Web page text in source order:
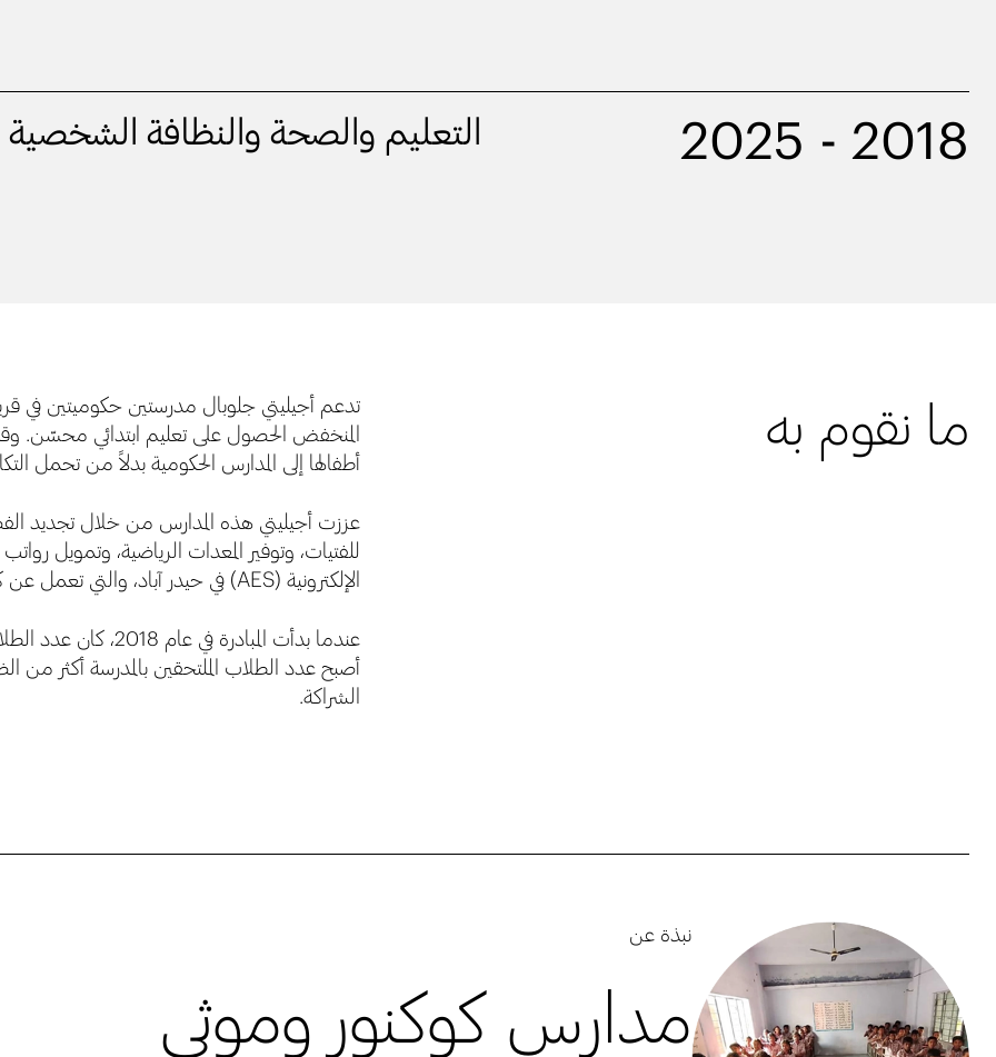
2018 - 2025 التعليم والصحة والنظافة الشخصية
ما نقوم به
تدعم أجيليتي جلوبال مدرستين حكوميتين في
المنخفض الحصول على تعليم ابتدائي محسّن. وقد
أطفالها إلى المدارس الحكومية بدلاً من تحمل
عززت أجيليتي هذه المدارس من خلال تجديد
للفتيات، وتوفير المعدات الرياضية، وتمويل
الإلكترونية (AES) في حيدر آباد، والتي تعمل عن كثب مع مديري المدارس لتتبع التقدم المحرز والأثر بمرور الوقت.
أصبح عدد الطلاب الملتحقين بالمدرسة أكثر
الشراكة.
نبذة عن
مدارس كوكنور وموثي